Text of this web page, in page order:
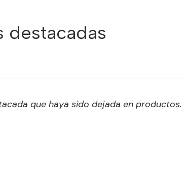
destacadas
que haya sido dejada en productos.